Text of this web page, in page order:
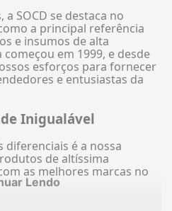
a SOCD se destaca no
a principal referência
e insumos de alta
em 1999, e desde
esforços para fornecer
e entusiastas da
Inigualável
diferenciais é a nossa
de altíssima
as melhores marcas no
Lendo